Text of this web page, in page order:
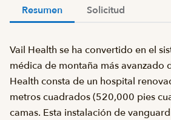
Resumen Solicitud
Vail Health se ha convertido en el
médica de montaña más avanzado
Health consta de un hospital
metros cuadrados (520,000 pies
camas. Esta instalación de